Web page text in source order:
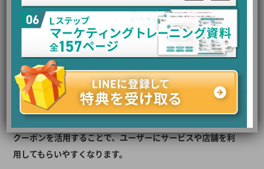
クーポン管理画面に誘導
LINE公式アカウントのクーポンとは、ユーザーに対してデジ
タルクーポンを配布できる機能です。
クーポンを活用することで、ユーザーにサービスや店舗を利
用してもらいやすくなります。